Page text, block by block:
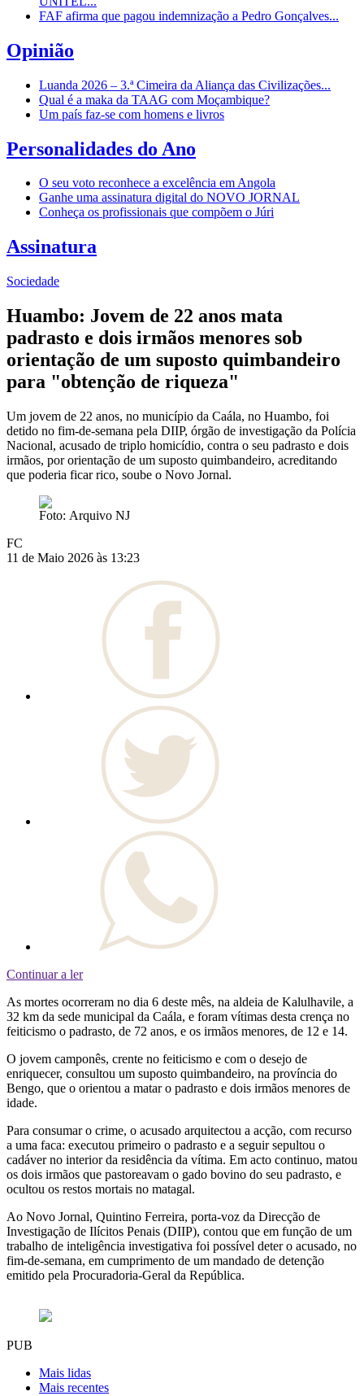
FAF afirma que pagou indemnização a Pedro Gonçalves...
Opinião
Luanda 2026 – 3.ª Cimeira da Aliança das Civilizações...
Qual é a maka da TAAG com Moçambique?
Um país faz-se com homens e livros
Personalidades do Ano
O seu voto reconhece a excelência em Angola
Ganhe uma assinatura digital do NOVO JORNAL
Conheça os profissionais que compõem o Júri
Assinatura
Sociedade
Huambo: Jovem de 22 anos mata
padrasto e dois irmãos menores sob
orientação de um suposto quimbandeiro
para "obtenção de riqueza"
Um jovem de 22 anos, no município da Caála, no Huambo, foi
detido no fim-de-semana pela DIIP, órgão de investigação da Polícia
Nacional, acusado de triplo homicídio, contra o seu padrasto e dois
irmãos, por orientação de um suposto quimbandeiro, acreditando
que poderia ficar rico, soube o Novo Jornal.
Foto: Arquivo NJ
FC
11 de Maio 2026 às 13:23
Continuar a ler
As mortes ocorreram no dia 6 deste mês, na aldeia de Kalulhavile, a
32 km da sede municipal da Caála, e foram vítimas desta crença no
feiticismo o padrasto, de 72 anos, e os irmãos menores, de 12 e 14.
O jovem camponês, crente no feiticismo e com o desejo de
enriquecer, consultou um suposto quimbandeiro, na província do
Bengo, que o orientou a matar o padrasto e dois irmãos menores de
idade.
Para consumar o crime, o acusado arquitectou a acção, com recurso
a uma faca: executou primeiro o padrasto e a seguir sepultou o
cadáver no interior da residência da vítima. Em acto continuo, matou
os dois irmãos que pastoreavam o gado bovino do seu padrasto, e
ocultou os restos mortais no matagal.
Ao Novo Jornal, Quintino Ferreira, porta-voz da Direcção de
Investigação de Ilícitos Penais (DIIP), contou que em função de um
trabalho de inteligência investigativa foi possível deter o acusado, no
fim-de-semana, em cumprimento de um mandado de detenção
emitido pela Procuradoria-Geral da República.
PUB
Mais lidas
Mais recentes